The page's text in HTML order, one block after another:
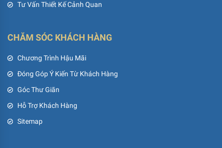
Tư Vấn Thiết Kế Cảnh Quan
CHĂM SÓC KHÁCH HÀNG
Chương Trình Hậu Mãi
Đóng Góp Ý Kiến Từ Khách Hàng
Góc Thư Giãn
Hỗ Trợ Khách Hàng
Sitemap